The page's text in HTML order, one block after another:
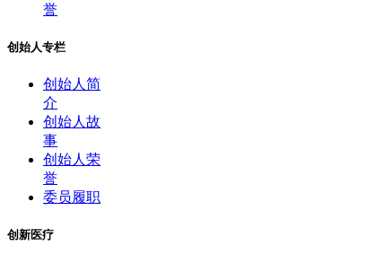
誉
创始人专栏
创始人简
介
创始人故
事
创始人荣
誉
委员履职
创新医疗